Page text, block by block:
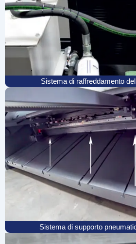
Sistema di raffreddamento
Sistema di supporto